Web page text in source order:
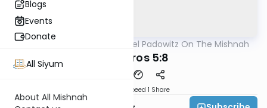
Blogs
Events
Donate
All Siyum
About All Mishnah
Rabbi Joel Padowitz On The Mishnah
Ma'asros 5:8
Speed 1 Share